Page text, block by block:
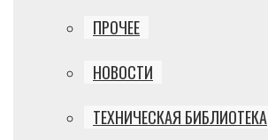
ПРОЧЕЕ
НОВОСТИ
ТЕХНИЧЕСКАЯ БИБЛИОТЕКА